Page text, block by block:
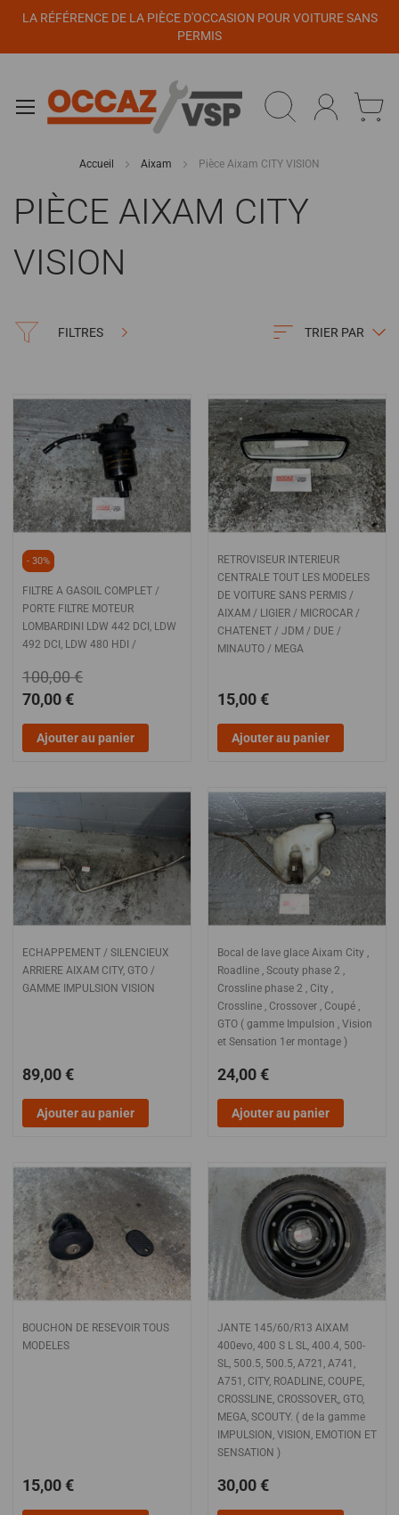
LA RÉFÉRENCE DE LA PIÈCE D'OCCASION POUR VOITURE SANS
PERMIS
Accueil Aixam Pièce Aixam CITY VISION
PIÈCE AIXAM CITY
VISION
FILTRES TRIER PAR
- 30%
FILTRE A GASOIL COMPLET /
PORTE FILTRE MOTEUR
LOMBARDINI LDW 442 DCI, LDW
492 DCI, LDW 480 HDI /
70,00 €
100,00 €
Ajouter au panier
RETROVISEUR INTERIEUR
CENTRALE TOUT LES MODELES
DE VOITURE SANS PERMIS /
AIXAM / LIGIER / MICROCAR /
CHATENET / JDM / DUE /
MINAUTO / MEGA
15,00 €
Ajouter au panier
ECHAPPEMENT / SILENCIEUX
ARRIERE AIXAM CITY, GTO /
GAMME IMPULSION VISION
89,00 €
Ajouter au panier
Bocal de lave glace Aixam City ,
Roadline , Scouty phase 2 ,
Crossline phase 2 , City ,
Crossline , Crossover , Coupé ,
GTO ( gamme Impulsion , Vision
et Sensation 1er montage )
24,00 €
Ajouter au panier
BOUCHON DE RESEVOIR TOUS
MODELES
15,00 €
JANTE 145/60/R13 AIXAM
400evo, 400 S L SL, 400.4, 500-
SL, 500.5, 500.5, A721, A741,
A751, CITY, ROADLINE, COUPE,
CROSSLINE, CROSSOVER,, GTO,
MEGA, SCOUTY. ( de la gamme
IMPULSION, VISION, EMOTION ET
SENSATION )
30,00 €
Panneau de gestion des cookies